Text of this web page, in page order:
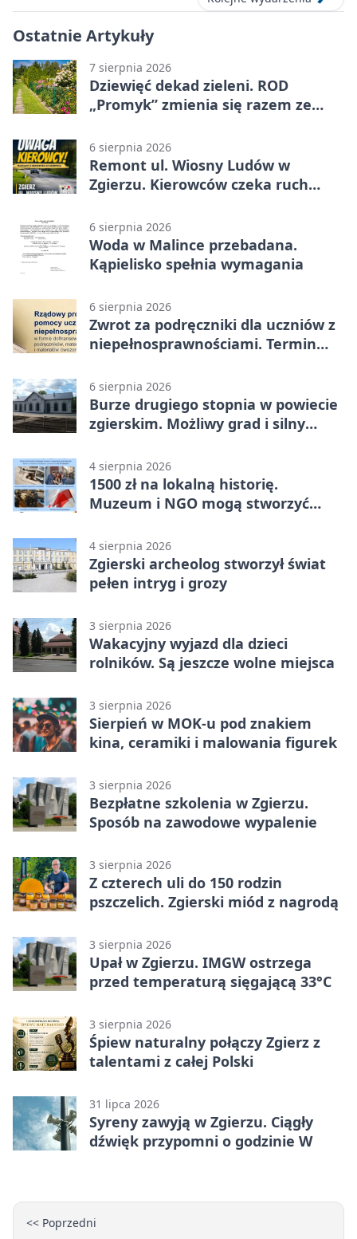
Ostatnie Artykuły
7 sierpnia 2026
Dziewięć dekad zieleni. ROD
„Promyk” zmienia się razem ze
6 sierpnia 2026
Remont ul. Wiosny Ludów w
Zgierzu. Kierowców czeka ruch
6 sierpnia 2026
Woda w Malince przebadana.
Kąpielisko spełnia wymagania
6 sierpnia 2026
Zwrot za podręczniki dla uczniów z
niepełnosprawnościami. Termin
6 sierpnia 2026
Burze drugiego stopnia w powiecie
zgierskim. Możliwy grad i silny
4 sierpnia 2026
1500 zł na lokalną historię.
Muzeum i NGO mogą stworzyć
4 sierpnia 2026
Zgierski archeolog stworzył świat
pełen intryg i grozy
3 sierpnia 2026
Wakacyjny wyjazd dla dzieci
rolników. Są jeszcze wolne miejsca
3 sierpnia 2026
Sierpień w MOK-u pod znakiem
kina, ceramiki i malowania figurek
3 sierpnia 2026
Bezpłatne szkolenia w Zgierzu.
Sposób na zawodowe wypalenie
3 sierpnia 2026
Z czterech uli do 150 rodzin
pszczelich. Zgierski miód z nagrodą
3 sierpnia 2026
Upał w Zgierzu. IMGW ostrzega
przed temperaturą sięgającą 33°C
3 sierpnia 2026
Śpiew naturalny połączy Zgierz z
talentami z całej Polski
31 lipca 2026
Syreny zawyją w Zgierzu. Ciągły
dźwięk przypomni o godzinie W
<< Poprzedni